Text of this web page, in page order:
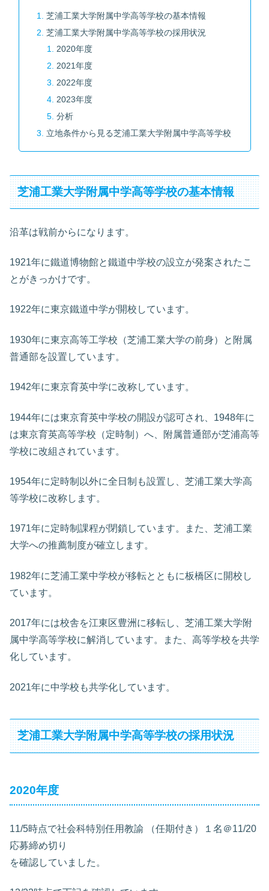
芝浦工業大学附属中学高等学校の基本情報
芝浦工業大学附属中学高等学校の採用状況
2020年度
2021年度
2022年度
2023年度
分析
立地条件から見る芝浦工業大学附属中学高等学校
芝浦工業大学附属中学高等学校の基本情報
沿革は戦前からになります。
1921年に鐵道博物館と鐵道中学校の設立が発案されたこ
とがきっかけです。
1922年に東京鐵道中学が開校しています。
1930年に東京高等工学校（芝浦工業大学の前身）と附属
普通部を設置しています。
1942年に東京育英中学に改称しています。
1944年には東京育英中学校の開設が認可され、1948年に
は東京育英高等学校（定時制）へ、附属普通部が芝浦高等
学校に改組されています。
1954年に定時制以外に全日制も設置し、芝浦工業大学高
等学校に改称します。
1971年に定時制課程が閉鎖しています。また、芝浦工業
大学への推薦制度が確立します。
1982年に芝浦工業中学校が移転とともに板橋区に開校し
ています。
2017年には校舎を江東区豊洲に移転し、芝浦工業大学附
属中学高等学校に解消しています。また、高等学校を共学
化しています。
2021年に中学校も共学化しています。
芝浦工業大学附属中学高等学校の採用状況
2020年度
11/5時点で社会科特別任用教諭 （任期付き）１名＠11/20
応募締め切り
を確認していました。